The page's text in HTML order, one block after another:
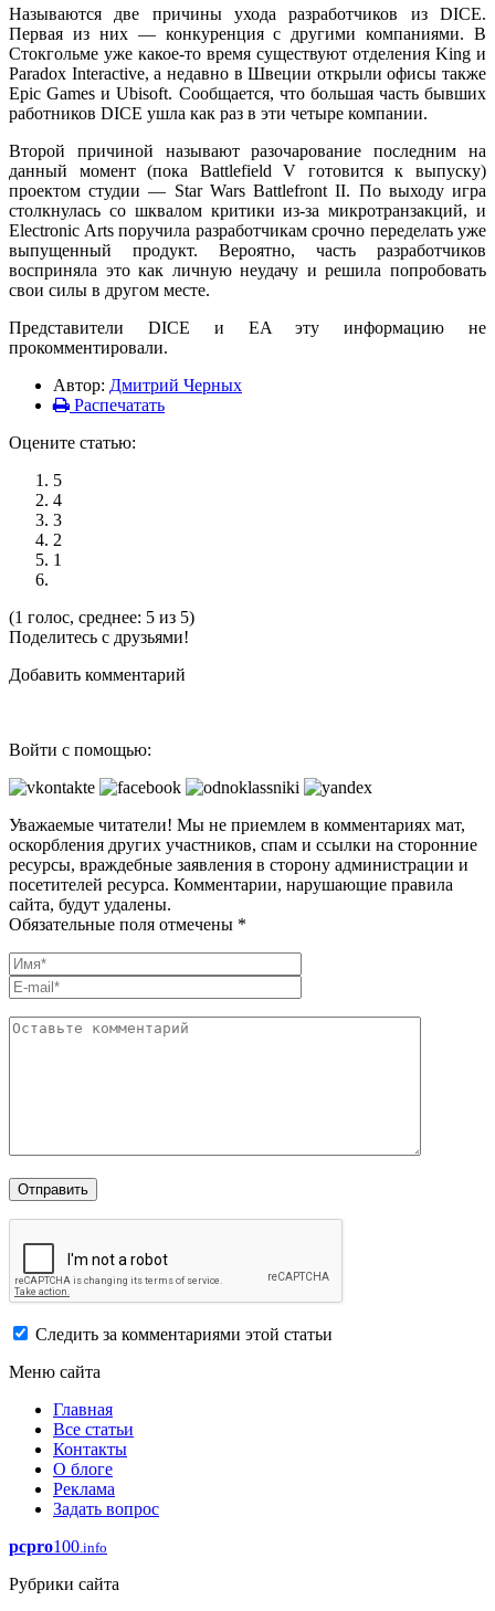
Называются две причины ухода разработчиков из DICE.
Первая из них — конкуренция с другими компаниями. В
Стокгольме уже какое-то время существуют отделения King и
Paradox Interactive, а недавно в Швеции открыли офисы также
Epic Games и Ubisoft. Сообщается, что большая часть бывших
работников DICE ушла как раз в эти четыре компании.
Второй причиной называют разочарование последним на
данный момент (пока Battlefield V готовится к выпуску)
проектом студии — Star Wars Battlefront II. По выходу игра
столкнулась со шквалом критики из-за микротранзакций, и
Electronic Arts поручила разработчикам срочно переделать уже
выпущенный продукт. Вероятно, часть разработчиков
восприняла это как личную неудачу и решила попробовать
свои силы в другом месте.
Представители DICE и EA эту информацию не
прокомментировали.
Автор: Дмитрий Черных
Распечатать
Оцените статью:
5
4
3
2
1
(1 голос, среднее: 5 из 5)
Поделитесь с друзьями!
Добавить комментарий
Войти с помощью:
Уважаемые читатели! Мы не приемлем в комментариях мат,
оскорбления других участников, спам и ссылки на сторонние
ресурсы, враждебные заявления в сторону администрации и
посетителей ресурса. Комментарии, нарушающие правила
сайта, будут удалены.
Обязательные поля отмечены *
Следить за комментариями этой статьи
Меню сайта
Главная
Все статьи
Контакты
О блоге
Реклама
Задать вопрос
pcpro100.info
Рубрики сайта